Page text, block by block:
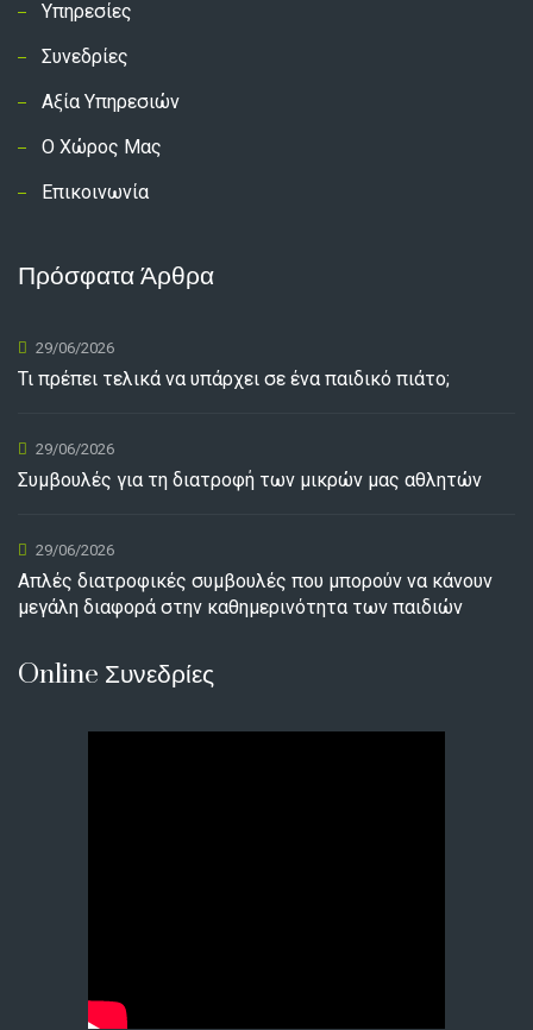
Υπηρεσίες
Συνεδρίες
Αξία Υπηρεσιών
Ο Χώρος Μας
Επικοινωνία
Πρόσφατα Άρθρα
29/06/2026
Τι πρέπει τελικά να υπάρχει σε ένα παιδικό πιάτο;
29/06/2026
Συμβουλές για τη διατροφή των μικρών μας αθλητών
29/06/2026
Απλές διατροφικές συμβουλές που μπορούν να κάνουν
μεγάλη διαφορά στην καθημερινότητα των παιδιών
Online Συνεδρίες